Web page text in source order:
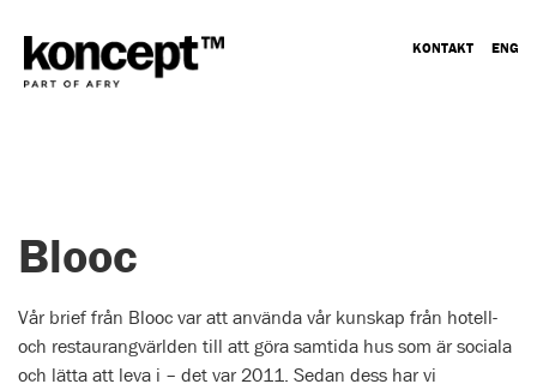
KONTAKT ENG
Blooc
Vår brief från Blooc var att använda vår kunskap från hotell-
och restaurangvärlden till att göra samtida hus som är sociala
och lätta att leva i – det var 2011. Sedan dess har vi